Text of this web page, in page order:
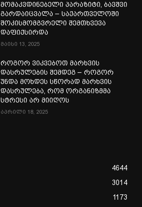
მომაკვდინებელი პარაზიტი, ბავშვი
გარდაიცვალა – საქართველოში
შოკისმომგვრელი შემთხვევა
დაფიქსირდა
მაისი 13, 2025
როგორ ვიკვებოთ მარხვის
დასრულების შემდეგ – როგორ
უნდა მოხდეს სწორად მარხვის
დასრულება, რომ ორგანიზმმა
სტრესი არ მიიღოს
აპრილი 18, 2025
4644
3014
1173